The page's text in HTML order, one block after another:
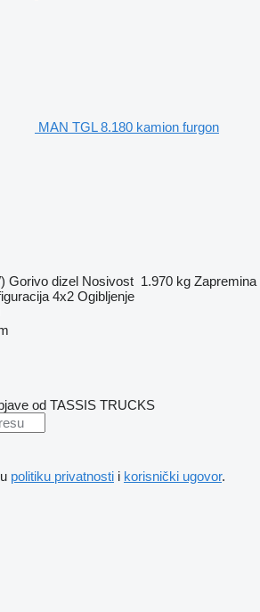
MAN TGL 8.180 kamion furgon
Gorivo dizel Nosivost 1.970 kg Zapremina
4x2 Ogibljenje
od TASSIS TRUCKS
politiku privatnosti i korisnički ugovor.